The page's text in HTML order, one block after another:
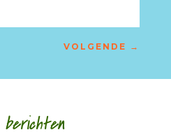
VOLGENDE →